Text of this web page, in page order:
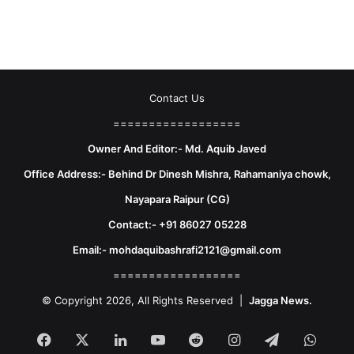
Contact Us
==================
Owner And Editor:- Md. Aquib Javed
Office Address:- Behind Dr Dinesh Mishra, Rahamaniya chowk,
Nayapara Raipur (CG)
Contact:- +91 86027 05228
Email:- mohdaquibashrafi2121@gmail.com
==================
© Copyright 2026, All Rights Reserved | Jagga News.
Facebook LinkedInYouTubeRedditInstagram
Telegram